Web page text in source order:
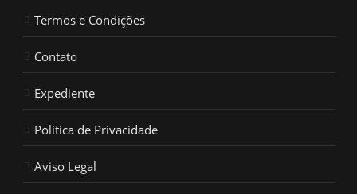
Termos e Condições
Contato
Expediente
Política de Privacidade
Aviso Legal